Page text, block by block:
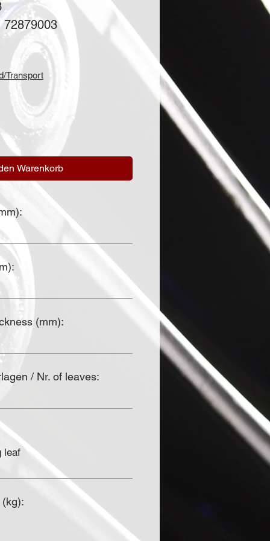
Transport
Warenkorb
(mm):
/ Nr. of leaves:
leaf